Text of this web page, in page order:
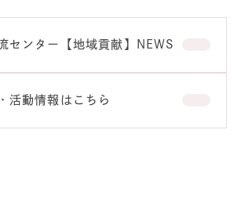
センター【地域貢献】NEWS
活動情報はこちら